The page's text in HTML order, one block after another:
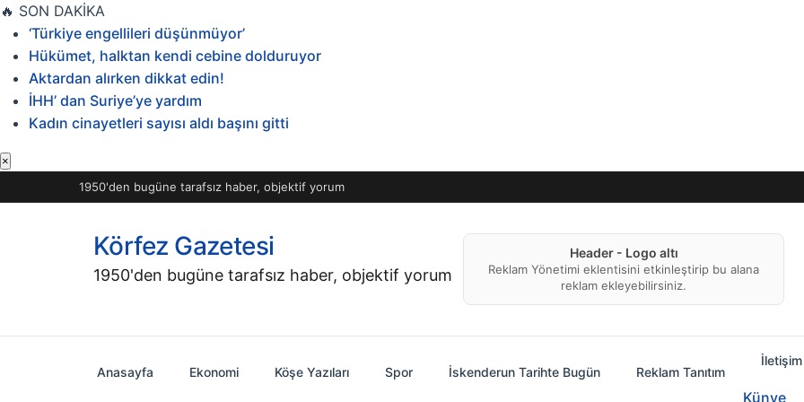
İçeriğe
geç
🔥 SON DAKİKA
‘Türkiye engellileri düşünmüyor’
Hükümet, halktan kendi cebine dolduruyor
Aktardan alırken dikkat edin!
İHH’ dan Suriye’ye yardım
Kadın cinayetleri sayısı aldı başını gitti
×
1950'den bugüne tarafsız haber, objektif yorum
Körfez Gazetesi
1950'den bugüne tarafsız haber, objektif yorum
Header - Logo altı
Reklam Yönetimi eklentisini etkinleştirip bu alana
reklam ekleyebilirsiniz.
Anasayfa Ekonomi Köşe Yazıları Spor İskenderun Tarihte Bugün Reklam Tanıtım
İletişim
Künye